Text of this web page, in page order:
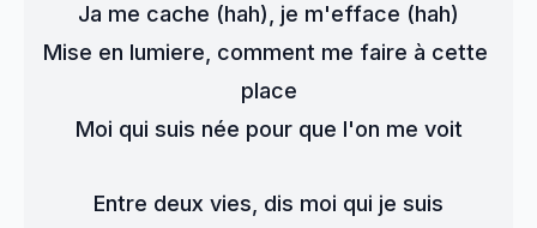
Ja me cache (hah), je m'efface (hah)
Mise en lumiere, comment me faire à cette
place
Moi qui suis née pour que l'on me voit
Entre deux vies, dis moi qui je suis